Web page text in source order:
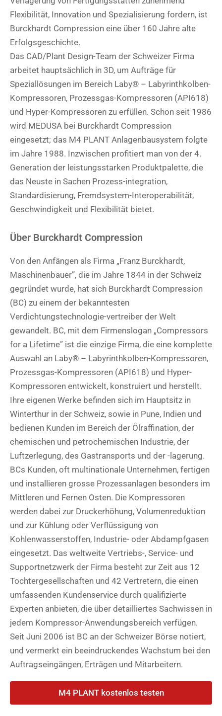
Flexibilität, Innovation und Spezialisierung fordern, ist
Burckhardt Compression eine über 160 Jahre alte
Erfolgsgeschichte.
Das CAD/Plant Design-Team der Schweizer Firma
arbeitet hauptsächlich in 3D, um Aufträge für
Speziallösungen im Bereich Laby® – Labyrinthkolben-
Kompressoren, Prozessgas-Kompressoren (API618)
und Hyper-Kompressoren zu erfüllen. Schon seit 1986
wird MEDUSA bei Burckhardt Compression
eingesetzt; das M4 PLANT Anlagenbausystem folgte
im Jahre 1988. Inzwischen profitiert man von der 4.
Generation der leistungsstarken Produktpalette, die
das Neuste in Sachen Prozess-integration,
Standardisierung, Fremdsystem-Interoperabilität,
Geschwindigkeit und Flexibilität bietet.
Über Burckhardt Compression
Von den Anfängen als Firma „Franz Burckhardt,
Maschinenbauer”, die im Jahre 1844 in der Schweiz
gegründet wurde, hat sich Burckhardt Compression
(BC) zu einem der bekanntesten
Verdichtungstechnologie-vertreiber der Welt
gewandelt. BC, mit dem Firmenslogan „Compressors
for a Lifetime” ist die einzige Firma, die eine komplette
Auswahl an Laby® – Labyrinthkolben-Kompressoren,
Prozessgas-Kompressoren (API618) und Hyper-
Kompressoren entwickelt, konstruiert und herstellt.
Ihre eigenen Werke befinden sich im Hauptsitz in
Winterthur in der Schweiz, sowie in Pune, Indien und
bedienen Kunden im Bereich der Ölraffination, der
chemischen und petrochemischen Industrie, der
Luftzerlegung, des Gastransports und der -lagerung.
BCs Kunden, oft multinationale Unternehmen, fertigen
und installieren grosse Prozessanlagen besonders im
Mittleren und Fernen Osten. Die Kompressoren
werden dabei zur Druckerhöhung, Volumenreduktion
und zur Kühlung oder Verflüssigung von
Kohlenwasserstoffen, Industrie- oder Abdampfgasen
eingesetzt. Das weltweite Vertriebs-, Service- und
Supportnetzwerk der Firma besteht zur Zeit aus 12
Tochtergesellschaften und 42 Vertretern, die einen
umfassenden Kundenservice durch qualifizierte
Experten anbieten, die über detailliertes Sachwissen in
jedem Kompressor-Anwendungsbereich verfügen.
Seit Juni 2006 ist BC an der Schweizer Börse notiert,
und vermerkt ein beeindruckendes Wachstum bei den
Auftragseingängen, Erträgen und Mitarbeitern.
M4 PLANT kostenlos testen